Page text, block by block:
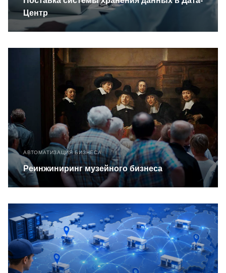
Центр
АВТОМАТИЗАЦИЯ БИЗНЕСА
Реинжиниринг музейного бизнеса